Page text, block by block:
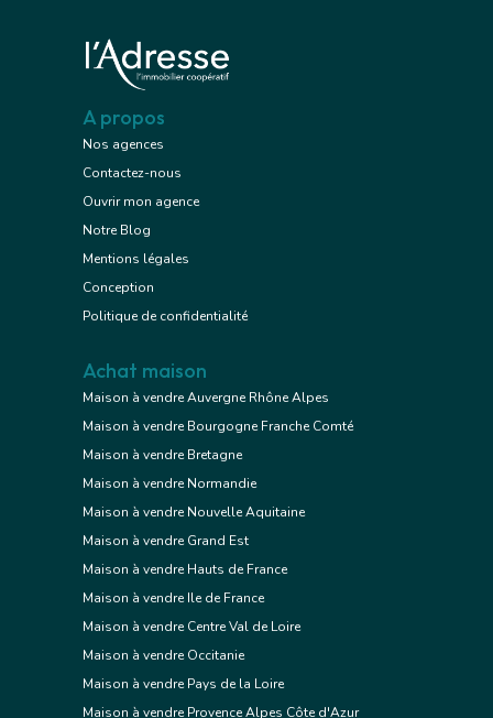
A propos
Nos agences
Contactez-nous
Ouvrir mon agence
Notre Blog
Mentions légales
Conception
Politique de confidentialité
Achat maison
Maison à vendre Auvergne Rhône Alpes
Maison à vendre Bourgogne Franche Comté
Maison à vendre Bretagne
Maison à vendre Normandie
Maison à vendre Nouvelle Aquitaine
Maison à vendre Grand Est
Maison à vendre Hauts de France
Maison à vendre Ile de France
Maison à vendre Centre Val de Loire
Maison à vendre Occitanie
Maison à vendre Pays de la Loire
Maison à vendre Provence Alpes Côte d'Azur